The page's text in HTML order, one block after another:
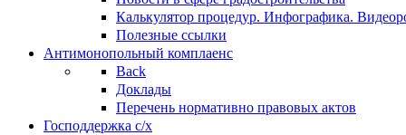
Калькулятор процедур. Инфографика.
Полезные ссылки
Антимонопольный комплаенс
Back
Доклады
Перечень нормативно правовых актов
Господдержка с/х